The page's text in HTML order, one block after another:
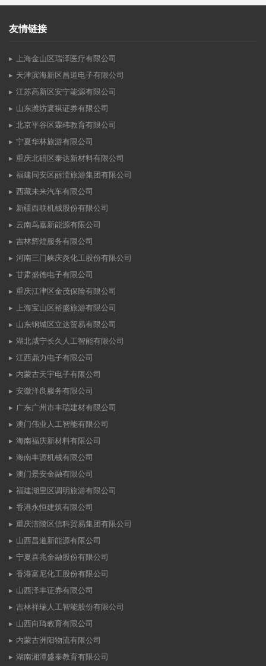
友情链接
上海金山区瑞泽医疗有限公司
天津滨海新区昌道电子有限公司
江苏高新区安宁能源有限公司
山东潍坊寰祺证券有限公司
北京平谷区霖玮教育有限公司
宁夏华林旅游有限公司
重庆北碚区泰达新材料有限公司
福建同安区丽滢旅游集团有限公司
西藏未来汽车有限公司
新疆西联机械股份有限公司
云南鸟嘉新能源有限公司
吉林辉煌服务有限公司
河南三门峡庆炎化工股份有限公司
甘肃盛德电子有限公司
重庆江津区金茂保险有限公司
上海宝山区裕盛旅游有限公司
山东钢城区立达贸易有限公司
湖北咸宁长久人工智能有限公司
江西鼎力电子有限公司
内蒙古天宇电子有限公司
安徽洋良服务有限公司
广东广州市丰瑞建材有限公司
澳门伟业人工智能有限公司
海南福庆新材料有限公司
海南丰源机械有限公司
澳门景安金融有限公司
福建湖里区调明旅游有限公司
香港永恒建筑有限公司
重庆涪陵区信科贸易集团有限公司
山西昌道新能源有限公司
宁夏喜兆金融股份有限公司
香港富尼化工股份有限公司
山西泽丰证券有限公司
吉林祥瑞人工智能股份有限公司
山西向琦教育有限公司
内蒙古洲阳物流有限公司
湖南湘潭盛泰教育有限公司